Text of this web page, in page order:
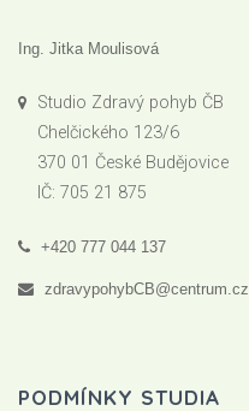
Ing. Jitka Moulisová
Studio Zdravý pohyb ČB
Chelčického 123/6
370 01 České Budějovice
IČ: 705 21 875
+420 777 044 137
zdravypohybCB@centrum.cz
PODMÍNKY STUDIA